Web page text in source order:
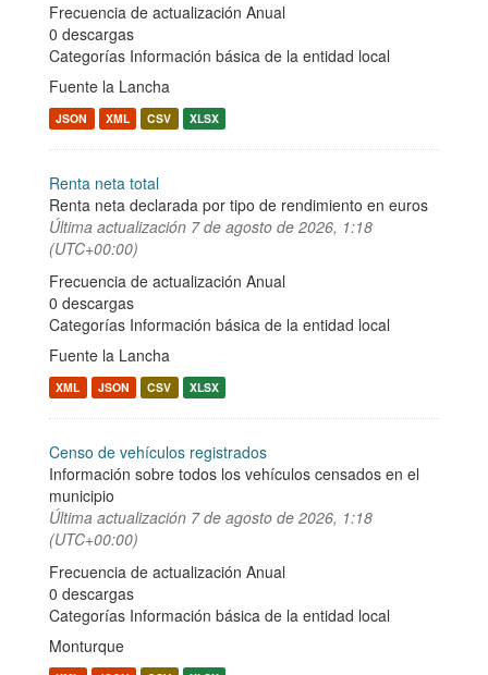
Frecuencia de actualización Anual
0 descargas
Categorías Información básica de la entidad local
Fuente la Lancha
JSON XML CSV XLSX
Renta neta total
Renta neta declarada por tipo de rendimiento en euros
Última actualización 7 de agosto de 2026, 1:18
(UTC+00:00)
Frecuencia de actualización Anual
0 descargas
Categorías Información básica de la entidad local
Fuente la Lancha
XML JSON CSV XLSX
Censo de vehículos registrados
Información sobre todos los vehículos censados en el
municipio
Última actualización 7 de agosto de 2026, 1:18
(UTC+00:00)
Frecuencia de actualización Anual
0 descargas
Categorías Información básica de la entidad local
Monturque